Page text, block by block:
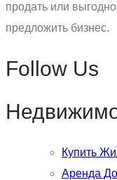
продать или
предложить бизнес.
Follow Us
Купить
Аренда